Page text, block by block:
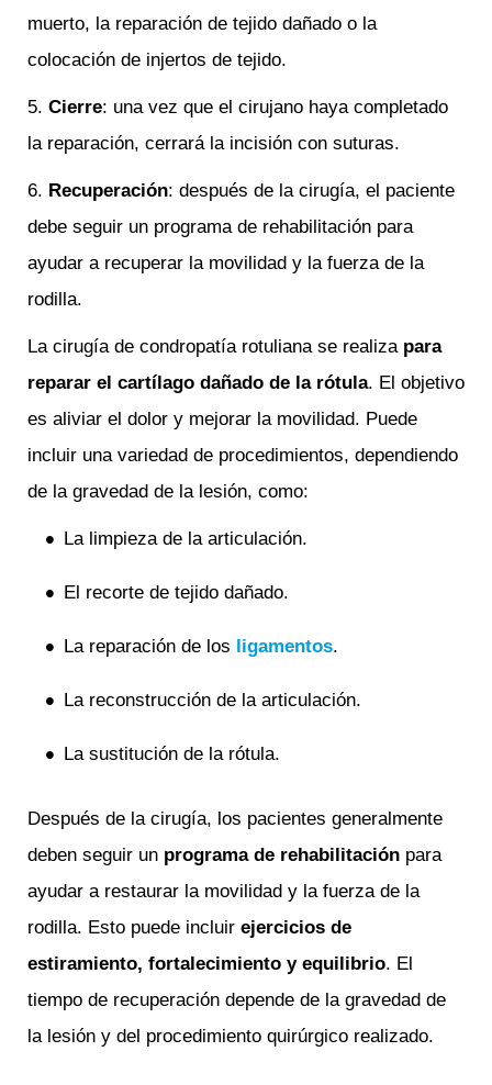
muerto, la reparación de tejido dañado o la
colocación de injertos de tejido.
5. Cierre: una vez que el cirujano haya completado
la reparación, cerrará la incisión con suturas.
6. Recuperación: después de la cirugía, el paciente
debe seguir un programa de rehabilitación para
ayudar a recuperar la movilidad y la fuerza de la
rodilla.
La cirugía de condropatía rotuliana se realiza para
reparar el cartílago dañado de la rótula. El objetivo
es aliviar el dolor y mejorar la movilidad. Puede
incluir una variedad de procedimientos, dependiendo
de la gravedad de la lesión, como:
La limpieza de la articulación.
El recorte de tejido dañado.
La reparación de los ligamentos.
La reconstrucción de la articulación.
La sustitución de la rótula.
Después de la cirugía, los pacientes generalmente
deben seguir un programa de rehabilitación para
ayudar a restaurar la movilidad y la fuerza de la
rodilla. Esto puede incluir ejercicios de
estiramiento, fortalecimiento y equilibrio. El
tiempo de recuperación depende de la gravedad de
la lesión y del procedimiento quirúrgico realizado.